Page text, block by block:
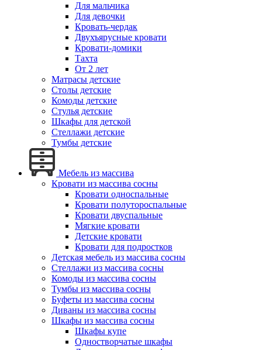
Для мальчика
Для девочки
Кровать-чердак
Двухъярусные кровати
Кровати-домики
Тахта
От 2 лет
Матрасы детские
Столы детские
Комоды детские
Стулья детские
Шкафы для детской
Стеллажи детские
Тумбы детские
Мебель из массива
Кровати из массива сосны
Кровати односпальные
Кровати полутороспальные
Кровати двуспальные
Мягкие кровати
Детские кровати
Кровати для подростков
Детская мебель из массива сосны
Стеллажи из массива сосны
Комоды из массива сосны
Тумбы из массива сосны
Буфеты из массива сосны
Диваны из массива сосны
Шкафы из массива сосны
Шкафы купе
Одностворчатые шкафы